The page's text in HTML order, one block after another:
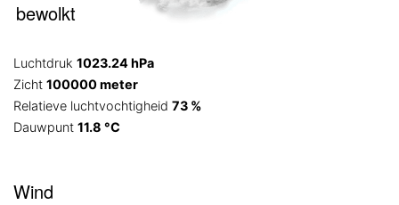
bewolkt
Luchtdruk 1023.24 hPa
Zicht 100000 meter
Relatieve luchtvochtigheid 73 %
Dauwpunt 11.8 °C
Wind